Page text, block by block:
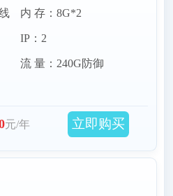
内 存：8G*2
IP：2
流 量：240G防御
元/年 立即购买